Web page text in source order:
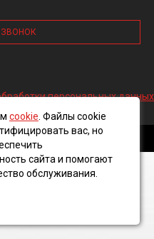
ЗВОНОК
персональных данных
компания, 2016 ©
cookie . Файлы cookie
вас, но
сайта и помогают
обслуживания.